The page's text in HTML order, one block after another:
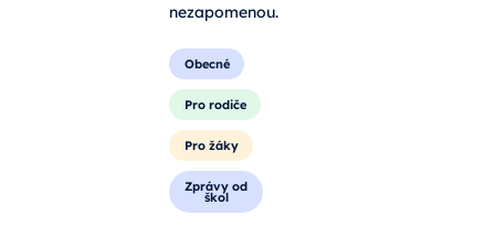
nezapomenou.
Obecné
Pro rodiče
Pro žáky
Zprávy od
škol